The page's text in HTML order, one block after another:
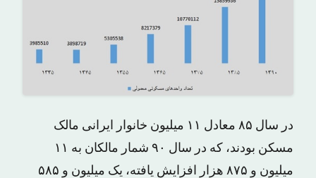
در سال ۸۵ معادل ١١ میلیون خانوار ایرانی مالک
مسکن بودند، که در سال ۹۰ شمار مالکان به ۱۱
میلیون و ۸۷۵ هزار افزایش یافته، یک میلیون و ۵۸۵